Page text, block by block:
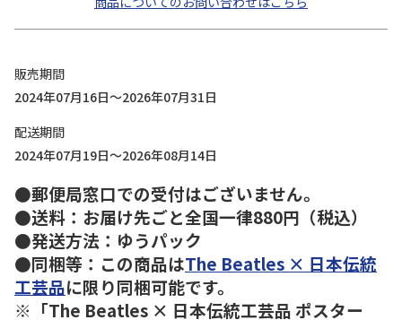
販売期間
2024年07月16日～2026年07月31日
配送期間
2024年07月19日～2026年08月14日
●郵便局窓口での受付はございません。
●送料：お届け先ごと全国一律880円（税込）
●発送方法：ゆうパック
●同梱等：この商品はThe Beatles × 日本伝統
工芸品に限り同梱可能です。
※「The Beatles × 日本伝統工芸品 ポスター